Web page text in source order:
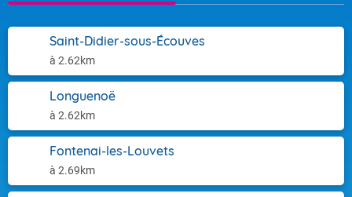
Saint-Didier-sous-Écouves
à 2.62km
Longuenoë
à 2.62km
Fontenai-les-Louvets
à 2.69km